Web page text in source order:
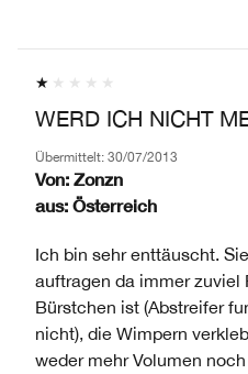
WERD ICH NICHT
Übermittelt: 30/07/2013
Von: Zonzn
aus: Österreich
Ich bin sehr enttäuscht.
auftragen da immer zuviel
Bürstchen ist (Abstreifer
nicht), die Wimpern
weder mehr Volumen